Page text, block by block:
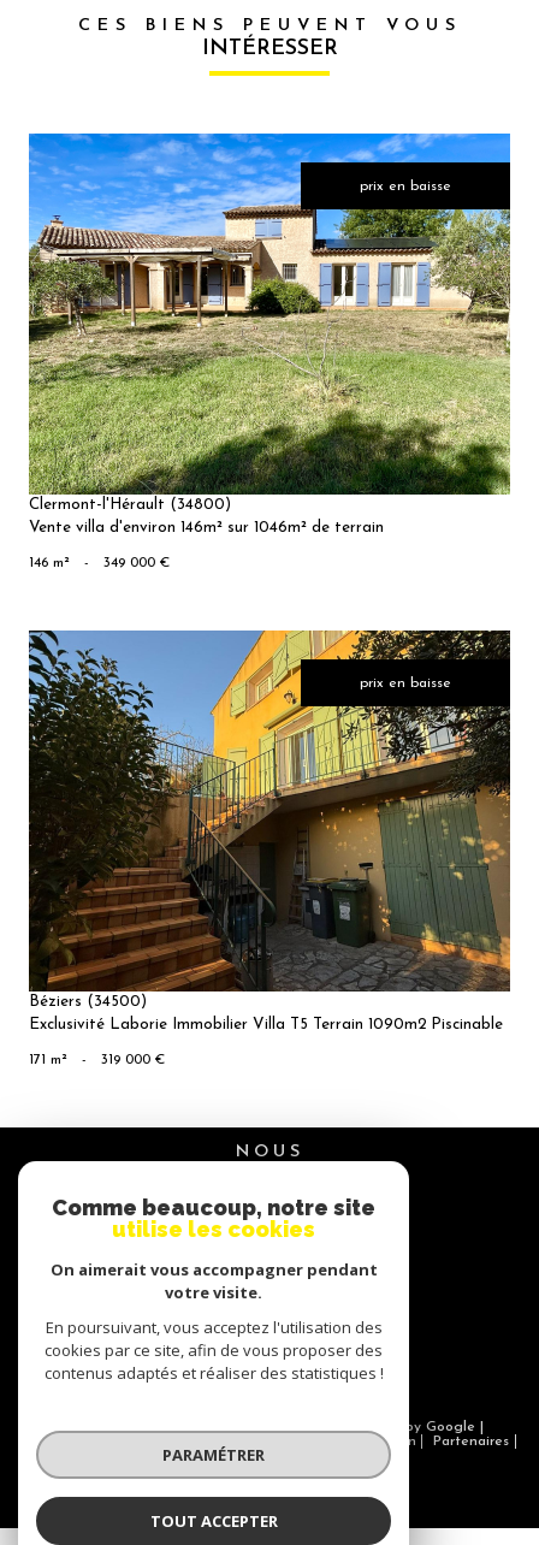
CES BIENS PEUVENT VOUS
INTÉRESSER
prix en baisse
VOIR LE
BIEN
Clermont-l'Hérault (34800)
Vente villa d'environ 146m² sur 1046m² de terrain
146 m² - 349 000 €
prix en baisse
VOIR LE
BIEN
Béziers (34500)
Exclusivité Laborie Immobilier Villa T5 Terrain 1090m2 Piscinable
171 m² - 319 000 €
NOUS
NOUS
adhérons
© 2026 | Tous droits réservés | Traduction powered by Google |
Nos honoraires
Admin
Partenaires
Politique RGPD
Comme beaucoup, notre site
utilise les cookies
On aimerait vous accompagner pendant
votre visite.
En poursuivant, vous acceptez l'utilisation des
cookies par ce site, afin de vous proposer des
contenus adaptés et réaliser des statistiques !
PARAMÉTRER
TOUT ACCEPTER